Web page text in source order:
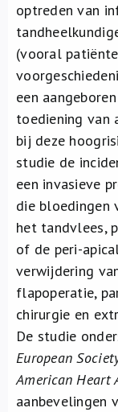
optreden van
(vooral
een
toediening van
bij deze
studie de
een invasieve
die bloedingen
het tandvlees,
of de peri-
verwijdering
flapoperatie,
chirurgie en
De studie
European
American Heart
aanbevelingen